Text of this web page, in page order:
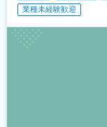
業種未経験歓迎